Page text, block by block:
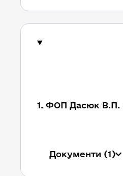
1. ФОП Дасюк В.П.
Документи (1)